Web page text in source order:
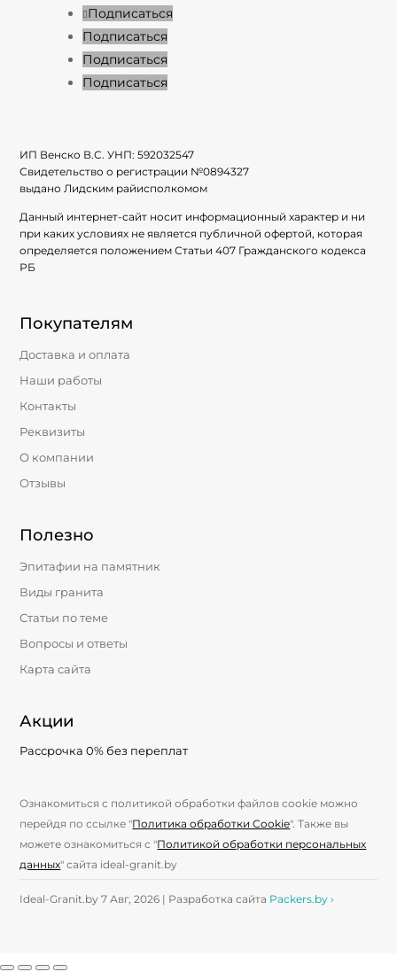
Подписаться
Подписаться
Подписаться
Подписаться
ИП Венско В.С. УНП:592032547
Свидетельство о регистрации №0894327
выдано Лидским райисполкомом
Данный интернет-сайт носит информационный характер и ни
при каких условиях не является публичной офертой, которая
определяется положением Статьи 407 Гражданского кодекса
РБ
Покупателям
Доставка и оплата
Наши работы
Контакты
Реквизиты
О компании
Отзывы
Полезно
Эпитафии на памятник
Виды гранита
Статьи по теме
Вопросы и ответы
Карта сайта
Акции
Рассрочка 0% без переплат
Ознакомиться с политикой обработки файлов cookie можно
перейдя по ссылке "Политика обработки Cookie". Также вы
можете ознакомиться с "Политикой обработки персональных
данных" сайта ideal-granit.by
Ideal-Granit.by 7 Авг, 2026 | Разработка сайта Packers.by ›